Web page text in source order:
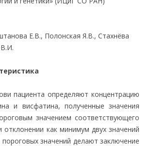
Е.В., Полонская Я.В., Стахнёва
пациента определяют концентрацию
и висфатина, полученные значения
значением соответствующего
отклонении как минимум двух значений
значений делают заключение